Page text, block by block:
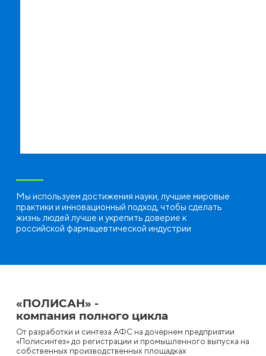
Мы используем достижения науки, лучшие мировые
практики и инновационный подход, чтобы сделать
жизнь людей лучше и укрепить доверие к
российской фармацевтической индустрии
«ПОЛИСАН» -
компания полного цикла
От разработки и синтеза АФС на дочернем предприятии
«Полисинтез» до регистрации и промышленного выпуска на
собственных производственных площадках